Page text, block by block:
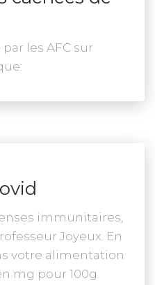
les AFC sur
immunitaires,
Joyeux. En
votre alimentation
mg pour 100g.